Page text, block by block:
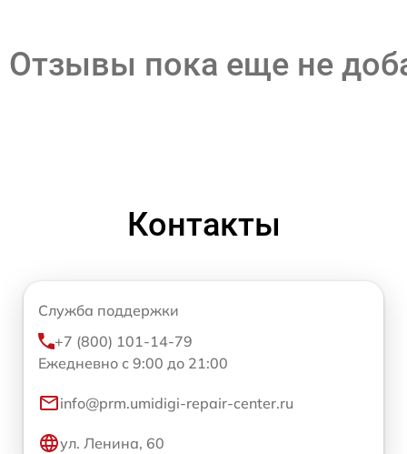
Отзывы пока еще не
Контакты
Служба поддержки
+7 (800) 101-14-79
Ежедневно с 9:00 до 21:00
info@prm.umidigi-repair-center.ru
ул. Ленина, 60